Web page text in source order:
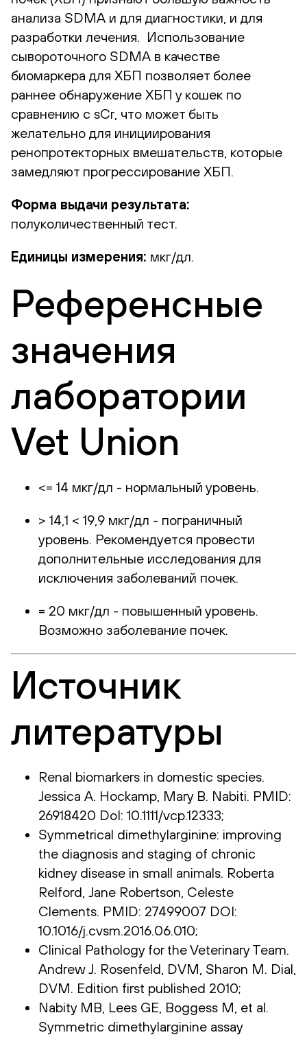
анализа SDMA и для диагностики, и для
разработки лечения. Использование
сывороточного SDMA в качестве
биомаркера для ХБП позволяет более
раннее обнаружение ХБП у кошек по
сравнению с sCr, что может быть
желательно для инициирования
ренопротекторных вмешательств, которые
замедляют прогрессирование ХБП.
Форма выдачи результата:
полуколичественный тест.
Единицы измерения: мкг/дл.
Референсные
значения
лаборатории
Vet Union
<= 14 мкг/дл - нормальный уровень.
> 14,1 < 19,9 мкг/дл - пограничный
уровень. Рекомендуется провести
дополнительные исследования для
исключения заболеваний почек.
= 20 мкг/дл - повышенный уровень.
Возможно заболевание почек.
Источник
литературы
Renal biomarkers in domestic species.
Jessica A. Hockamp, Mary B. Nabiti. PMID:
26918420 DoI: 10.1111/vcp.12333;
Symmetrical dimethylarginine: improving
the diagnosis and staging of chronic
kidney disease in small animals. Roberta
Relford, Jane Robertson, Celeste
Clements. PMID: 27499007 DOI:
10.1016/j.cvsm.2016.06.010;
Clinical Pathology for the Veterinary Team.
Andrew J. Rosenfeld, DVM, Sharon M. Dial,
DVM. Edition first published 2010;
Nabity MB, Lees GE, Boggess M, et al.
Symmetric dimethylarginine assay